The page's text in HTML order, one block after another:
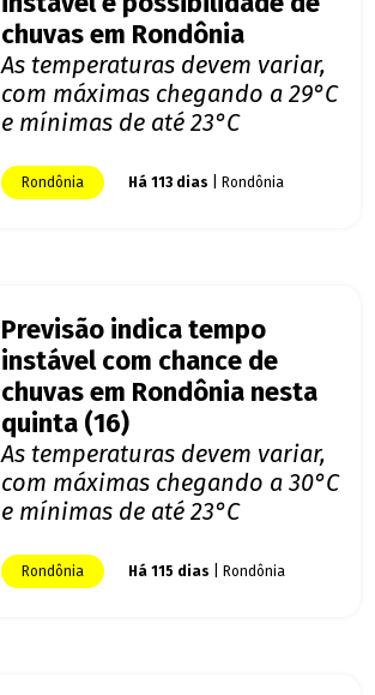
chuvas em Rondônia
As temperaturas devem variar,
com máximas chegando a 29°C
e mínimas de até 23°C
Rondônia Há 113 dias | Rondônia
Previsão indica tempo
instável com chance de
chuvas em Rondônia nesta
quinta (16)
As temperaturas devem variar,
com máximas chegando a 30°C
e mínimas de até 23°C
Rondônia Há 115 dias | Rondônia